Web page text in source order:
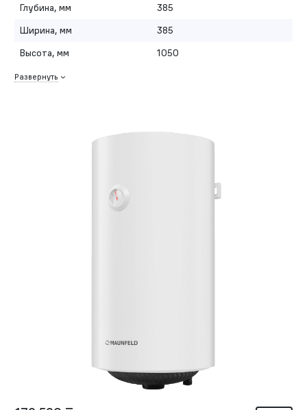
Глубина, мм
385
Ширина, мм
385
Высота, мм
1050
Развернуть